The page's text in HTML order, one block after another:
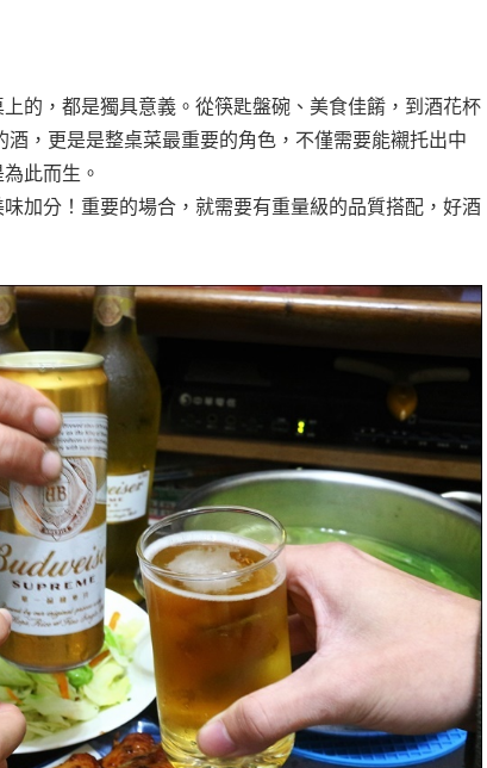
的，都是獨具意義。從筷匙盤碗、美食佳餚，到酒花杯
，更是是整桌菜最重要的角色，不僅需要能襯托出中
此而生。
加分！重要的場合，就需要有重量級的品質搭配，好酒